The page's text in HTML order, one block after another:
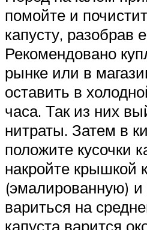
помойте и
капусту, разобрав
Рекомендовано
рынке или в
оставить в
часа. Так из них
нитраты. Затем в
положите кусочки
накройте крышкой
(эмалированную) и
вариться на
капуста варится